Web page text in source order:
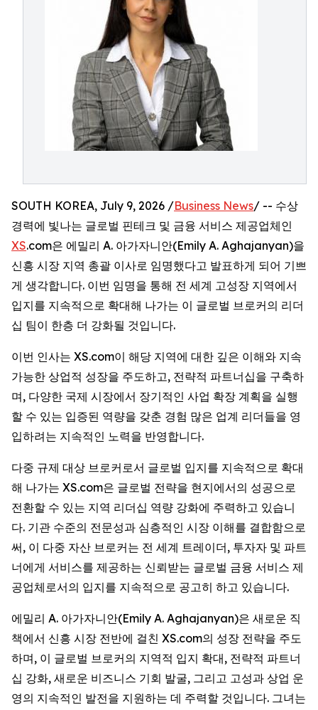
SOUTH KOREA, July 9, 2026 /Business News/ -- 수상
경력에 빛나는 글로벌 핀테크 및 금융 서비스 제공업체인
XS.com은 에밀리 A. 아가자니안(Emily A. Aghajanyan)을
신흥 시장 지역 총괄 이사로 임명했다고 발표하게 되어 기쁘
게 생각합니다. 이번 임명을 통해 전 세계 고성장 지역에서
입지를 지속적으로 확대해 나가는 이 글로벌 브로커의 리더
십 팀이 한층 더 강화될 것입니다.
이번 인사는 XS.com이 해당 지역에 대한 깊은 이해와 지속
가능한 상업적 성장을 주도하고, 전략적 파트너십을 구축하
며, 다양한 국제 시장에서 장기적인 사업 확장 계획을 실행
할 수 있는 입증된 역량을 갖춘 경험 많은 업계 리더들을 영
입하려는 지속적인 노력을 반영합니다.
다중 규제 대상 브로커로서 글로벌 입지를 지속적으로 확대
해 나가는 XS.com은 글로벌 전략을 현지에서의 성공으로
전환할 수 있는 지역 리더십 역량 강화에 주력하고 있습니
다. 기관 수준의 전문성과 심층적인 시장 이해를 결합함으로
써, 이 다중 자산 브로커는 전 세계 트레이더, 투자자 및 파트
너에게 서비스를 제공하는 신뢰받는 글로벌 금융 서비스 제
공업체로서의 입지를 지속적으로 공고히 하고 있습니다.
에밀리 A. 아가자니안(Emily A. Aghajanyan)은 새로운 직
책에서 신흥 시장 전반에 걸친 XS.com의 성장 전략을 주도
하며, 이 글로벌 브로커의 지역적 입지 확대, 전략적 파트너
십 강화, 새로운 비즈니스 기회 발굴, 그리고 고성과 상업 운
영의 지속적인 발전을 지원하는 데 주력할 것입니다. 그녀는